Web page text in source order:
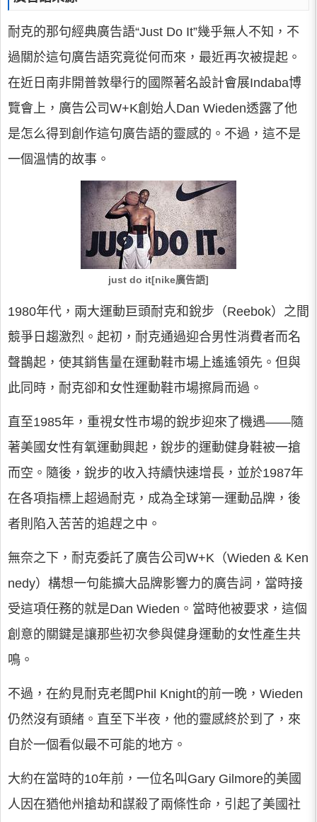
耐克的那句經典廣告語“Just Do It”幾乎無人不知，不
過關於這句廣告語究竟從何而來，最近再次被提起。
在近日南非開普敦舉行的國際著名設計會展Indaba博
覽會上，廣告公司W+K創始人Dan Wieden透露了他
是怎么得到創作這句廣告語的靈感的。不過，這不是
一個溫情的故事。
just do it[nike廣告語]
1980年代，兩大運動巨頭耐克和銳步（Reebok）之間
競爭日趨激烈。起初，耐克通過迎合男性消費者而名
聲鵲起，使其銷售量在運動鞋市場上遙遙領先。但與
此同時，耐克卻和女性運動鞋市場擦肩而過。
直至1985年，重視女性市場的銳步迎來了機遇——隨
著美國女性有氧運動興起，銳步的運動健身鞋被一搶
而空。隨後，銳步的收入持續快速增長，並於1987年
在各項指標上超過耐克，成為全球第一運動品牌，後
者則陷入苦苦的追趕之中。
無奈之下，耐克委託了廣告公司W+K（Wieden & Ken
nedy）構想一句能擴大品牌影響力的廣告詞，當時接
受這項任務的就是Dan Wieden。當時他被要求，這個
創意的關鍵是讓那些初次參與健身運動的女性產生共
鳴。
不過，在約見耐克老闆Phil Knight的前一晚，Wieden
仍然沒有頭緒。直至下半夜，他的靈感終於到了，來
自於一個看似最不可能的地方。
大約在當時的10年前，一位名叫Gary Gilmore的美國
人因在猶他州搶劫和謀殺了兩條性命，引起了美國社